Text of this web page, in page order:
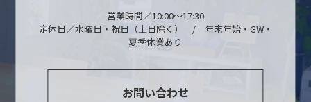
営業時間／10:00～17:30
定休日／水曜日・祝日（土日除く） / 年末年始・GW・
夏季休業あり
お問い合わせ